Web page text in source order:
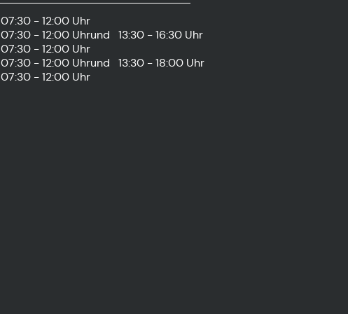
07:30 - 12:00 Uhr
07:30 - 12:00 Uhrund
13:30 - 16:30 Uhr
07:30 - 12:00 Uhr
07:30 - 12:00 Uhrund
13:30 - 18:00 Uhr
07:30 - 12:00 Uhr